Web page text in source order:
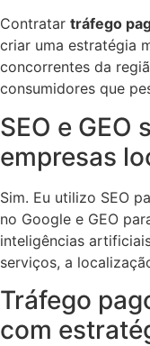
Contratar tráfego
criar uma estratégia
concorrentes da
consumidores que
SEO e
empresas
Sim. Eu utilizo SEO
no Google e GEO
inteligências
serviços, a
Tráfego
com